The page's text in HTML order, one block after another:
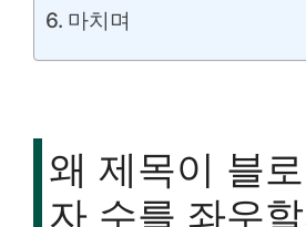
마치며
왜 제목이 블
자 수를 좌우